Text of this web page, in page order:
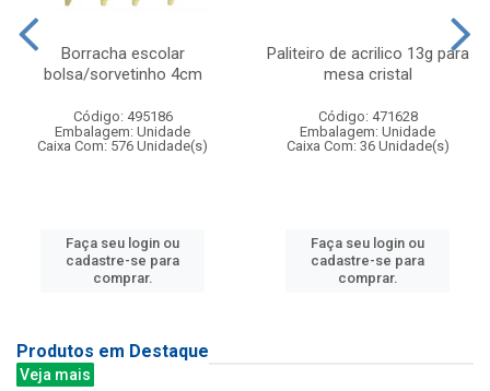
Borracha escolar
bolsa/sorvetinho 4cm
Código: 495186
Embalagem: Unidade
Caixa Com: 576 Unidade(s)
Faça seu login ou
cadastre-se para
comprar.
Paliteiro de acrilico 13g para
mesa cristal
Código: 471628
Embalagem: Unidade
Caixa Com: 36 Unidade(s)
Faça seu login ou
cadastre-se para
comprar.
Produtos em Destaque
Veja mais